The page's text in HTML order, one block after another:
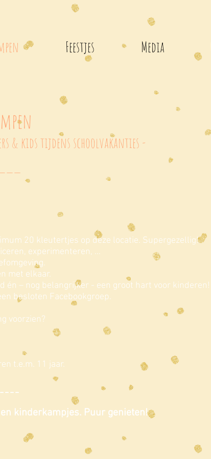
Feestjes Media
& kids tijdens schoolvakanties -
20 kleutertjes op deze locatie. Supergezellig!
experimenteren, ...
met elkaar.
én – nog belangrijker - een groot hart voor kinderen!
besloten Facebookgroep.
voorzien?
t.e.m. 11 jaar.
kinderkampjes. Puur genieten!